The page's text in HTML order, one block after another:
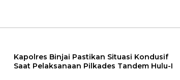
Kapolres Binjai Pastikan Situasi Kondusif
Saat Pelaksanaan Pilkades Tandem Hulu-I